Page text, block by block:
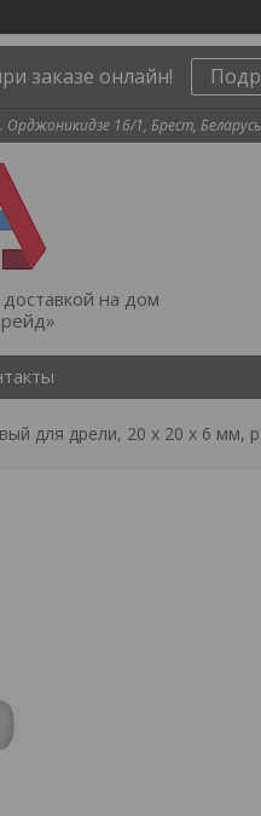
заказе онлайн!
Орджоникидзе 16/1, Брест, Беларусь
на дом
для дрели, 20 х 20 х 6 мм,